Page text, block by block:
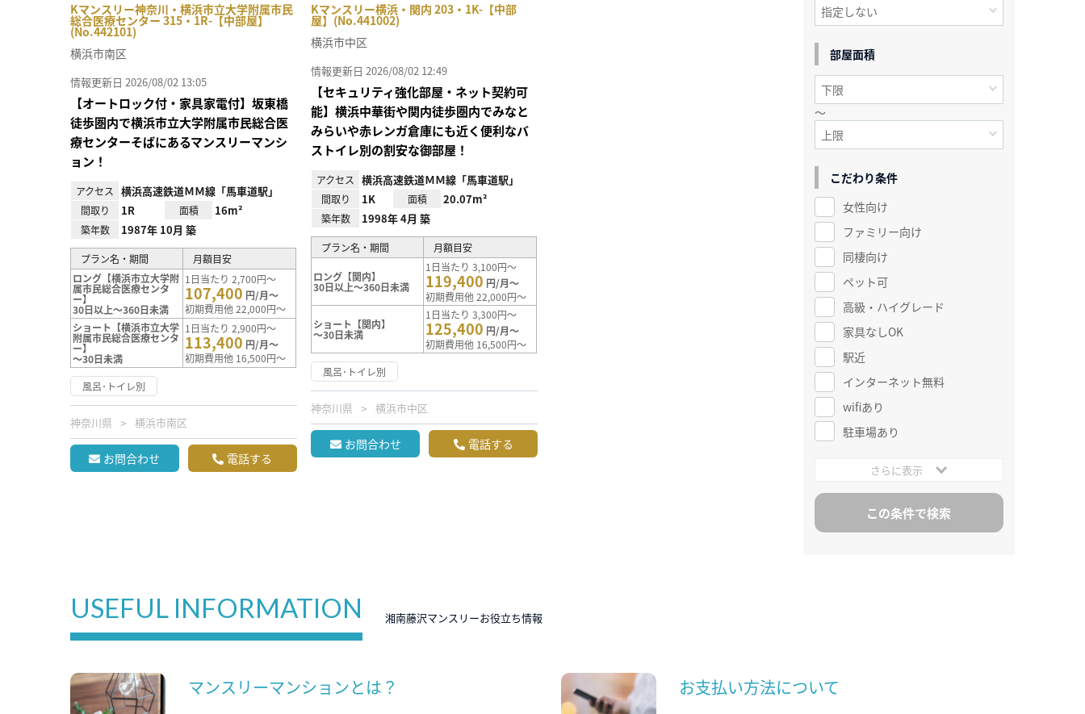
Kマンスリー神奈川・横浜市立大学附属市民
総合医療センター 315・1R-【中部屋】
(No.442101)
横浜市南区
情報更新日 2026/08/02 13:05
【オートロック付・家具家電付】坂東橋
徒歩圏内で横浜市立大学附属市民総合医
療センターそばにあるマンスリーマンシ
ョン！
アクセス 横浜高速鉄道ＭＭ線「馬車道駅」
間取り 1R 面積 16m²
築年数 1987年 10月 築
プラン名・期間
月額目安
ロング【横浜市立大学附
属市民総合医療センタ
ー】
30日以上～360日未満
1日当たり 2,700円～
107,400 円/月～
初期費用他 22,000円～
ショート【横浜市立大学
附属市民総合医療センタ
ー】
～30日未満
1日当たり 2,900円～
113,400 円/月～
初期費用他 16,500円～
風呂･トイレ別
神奈川県 横浜市南区
お問合わせ 電話する
Kマンスリー横浜・関内 203・1K-【中部
屋】(No.441002)
横浜市中区
情報更新日 2026/08/02 12:49
【セキュリティ強化部屋・ネット契約可
能】横浜中華街や関内徒歩圏内でみなと
みらいや赤レンガ倉庫にも近く便利なバ
ストイレ別の割安な御部屋！
アクセス 横浜高速鉄道ＭＭ線「馬車道駅」
間取り 1K 面積 20.07m²
築年数 1998年 4月 築
プラン名・期間 月額目安
ロング【関内】
30日以上～360日未満
1日当たり 3,100円～
119,400 円/月～
初期費用他 22,000円～
ショート【関内】
～30日未満
1日当たり 3,300円～
125,400 円/月～
初期費用他 16,500円～
風呂･トイレ別
神奈川県 横浜市中区
お問合わせ 電話する
部屋面積
～
こだわり条件
女性向け
ファミリー向け
同棲向け
ペット可
高級・ハイグレード
家具なしOK
駅近
インターネット無料
wifiあり
駐車場あり
さらに表示
USEFUL INFORMATION 湘南藤沢マンスリーお役立ち情報
マンスリーマンションとは？ お支払い方法について